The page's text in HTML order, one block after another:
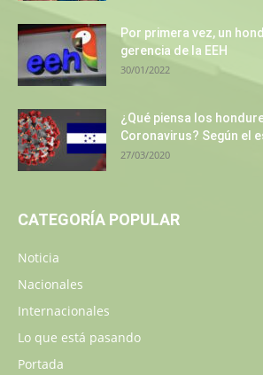
Por primera vez, un
gerencia de la EEH
30/01/2022
¿Qué piensa los
Coronavirus? Según el
27/03/2020
CATEGORÍA POPULAR
Noticia
Nacionales
Internacionales
Lo que está pasando
Portada